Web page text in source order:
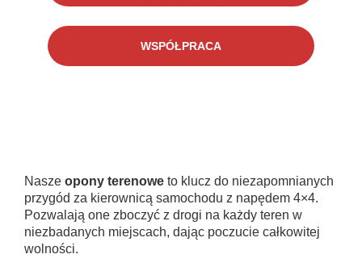
WSPÓŁPRACA
Nasze opony terenowe to klucz do niezapomnianych
przygód za kierownicą samochodu z napędem 4×4.
Pozwalają one zboczyć z drogi na każdy teren w
niezbadanych miejscach, dając poczucie całkowitej
wolności.